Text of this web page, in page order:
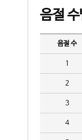
음절
음절 수
1
2
3
4